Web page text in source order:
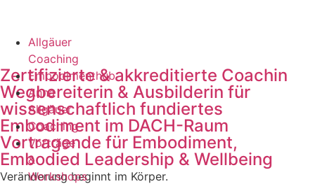
Allgäuer
Coaching
Embodimenthub
Anna
Allgäuer
Coaching
Vorträge
&
Workshops
Zertifizierte & akkreditierte Coachin
Wegbereiterin & Ausbilderin für
wissenschaftlich fundiertes
Embodiment im DACH-Raum
Vortragende für Embodiment,
Embodied Leadership & Wellbeing
Veränderung beginnt im Körper.